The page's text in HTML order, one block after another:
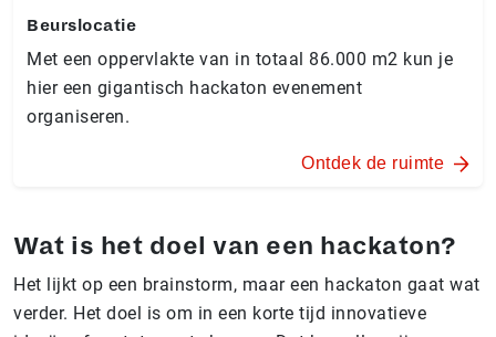
Beurslocatie
Met een oppervlakte van in totaal 86.000 m2 kun je
hier een gigantisch hackaton evenement
organiseren.
Ontdek de ruimte
Wat is het doel van een hackaton?
Het lijkt op een brainstorm, maar een hackaton gaat wat
verder. Het doel is om in een korte tijd innovatieve